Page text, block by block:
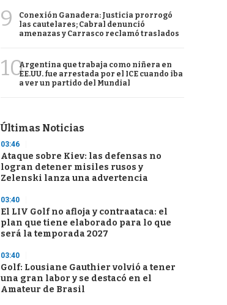
9
Conexión Ganadera: Justicia prorrogó
las cautelares; Cabral denunció
amenazas y Carrasco reclamó traslados
10Argentina que trabaja como niñera en
EE.UU. fue arrestada por el ICE cuando iba
a ver un partido del Mundial
Últimas Noticias
03:46
Ataque sobre Kiev: las defensas no
logran detener misiles rusos y
Zelenski lanza una advertencia
03:40
El LIV Golf no afloja y contraataca: el
plan que tiene elaborado para lo que
será la temporada 2027
03:40
Golf: Lousiane Gauthier volvió a tener
una gran labor y se destacó en el
Amateur de Brasil